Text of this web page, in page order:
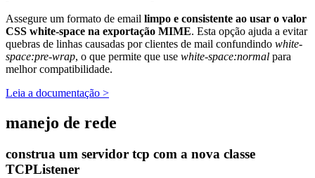
Assegure um formato de email limpo e consistente ao usar o valor
CSS white-space na exportação MIME. Esta opção ajuda a evitar
quebras de linhas causadas por clientes de mail confundindo white-
space:pre-wrap, o que permite que use white-space:normal para
melhor compatibilidade.
Leia a documentação >
manejo de rede
construa um servidor tcp com a nova classe
TCPListener